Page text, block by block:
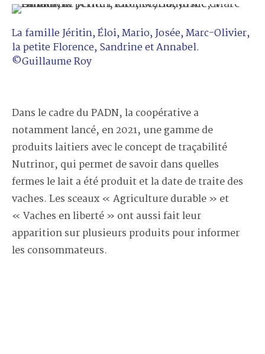
La famille Jéritin, Éloi, Mario, Josée, Marc-Olivier,
la petite Florence, Sandrine et Annabel.
©Guillaume Roy
Dans le cadre du PADN, la coopérative a
notamment lancé, en 2021, une gamme de
produits laitiers avec le concept de traçabilité
Nutrinor, qui permet de savoir dans quelles
fermes le lait a été produit et la date de traite des
vaches. Les sceaux « Agriculture durable » et
« Vaches en liberté » ont aussi fait leur
apparition sur plusieurs produits pour informer
les consommateurs.